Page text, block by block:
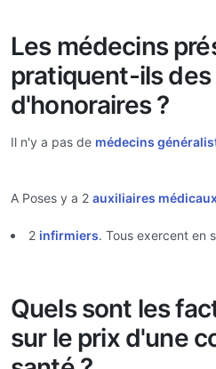
Les médecins
pratiquent-ils
d'honoraires ?
Il n'y a pas de médecins
A Poses y a 2 auxiliaires
2 infirmiers. Tous exercent en
Quels sont les
sur le prix d'une